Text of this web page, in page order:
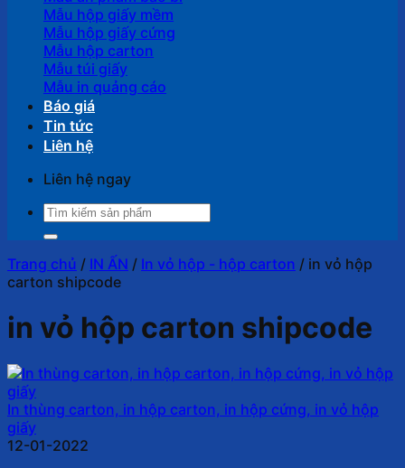
Mẫu hộp giấy mềm
Mẫu hộp giấy cứng
Mẫu hộp carton
Mẫu túi giấy
Mẫu in quảng cáo
Báo giá
Tin tức
Liên hệ
Liên hệ ngay
Tìm
kiếm:
Trang chủ / IN ẤN / In vỏ hộp - hộp carton / in vỏ hộp
carton shipcode
in vỏ hộp carton shipcode
In thùng carton, in hộp carton, in hộp cứng, in vỏ hộp
giấy
12-01-2022